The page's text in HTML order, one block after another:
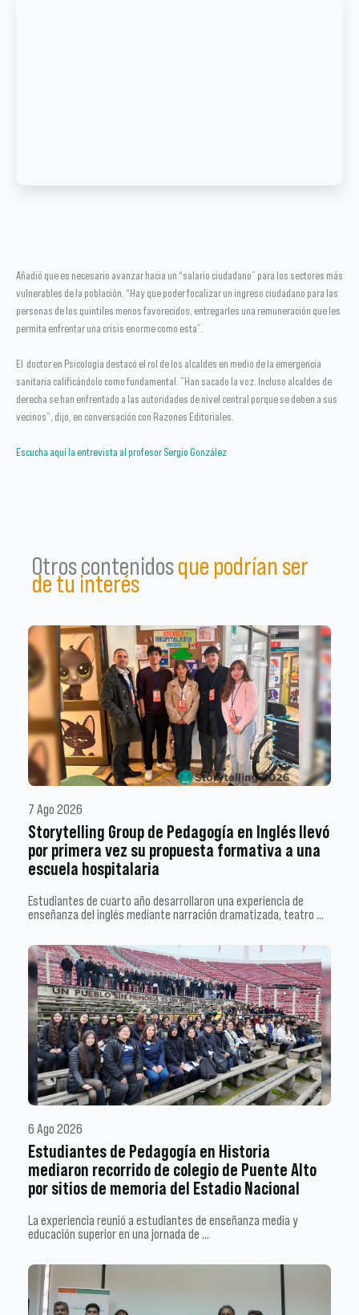
Añadió que es necesario avanzar hacia un “salario ciudadano” para los sectores más
vulnerables de la población. “Hay que poder focalizar un ingreso ciudadano para las
personas de los quintiles menos favorecidos, entregarles una remuneración que les
permita enfrentar una crisis enorme como esta”.
El doctor en Psicología destacó el rol de los alcaldes en medio de la emergencia
sanitaria calificándolo como fundamental. ”Han sacado la voz. Incluso alcaldes de
derecha se han enfrentado a las autoridades de nivel central porque se deben a sus
vecinos”, dijo, en conversación con Razones Editoriales.
Escucha aquí la entrevista al profesor Sergio González
Otros contenidosque podrían ser
de tu interés
7 Ago 2026
Storytelling Group de Pedagogía en Inglés llevó
por primera vez su propuesta formativa a una
escuela hospitalaria
Estudiantes de cuarto año desarrollaron una experiencia de
enseñanza del inglés mediante narración dramatizada, teatro …
6 Ago 2026
Estudiantes de Pedagogía en Historia
mediaron recorrido de colegio de Puente Alto
por sitios de memoria del Estadio Nacional
La experiencia reunió a estudiantes de enseñanza media y
educación superior en una jornada de …